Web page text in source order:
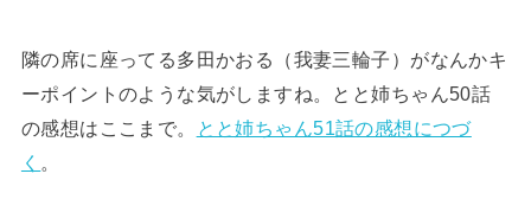
隣の席に座ってる多田かおる（我妻三輪子）がなんかキ
ーポイントのような気がしますね。とと姉ちゃん50話
の感想はここまで。
とと姉ちゃん51話の感想につづ
く 。